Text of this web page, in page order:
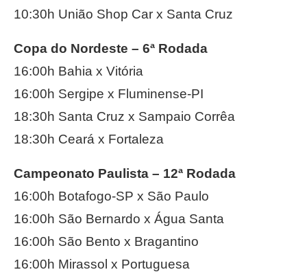
10:30h União Shop Car x Santa Cruz
Copa do Nordeste – 6ª Rodada
16:00h Bahia x Vitória
16:00h Sergipe x Fluminense-PI
18:30h Santa Cruz x Sampaio Corrêa
18:30h Ceará x Fortaleza
Campeonato Paulista – 12ª Rodada
16:00h Botafogo-SP x São Paulo
16:00h São Bernardo x Água Santa
16:00h São Bento x Bragantino
16:00h Mirassol x Portuguesa